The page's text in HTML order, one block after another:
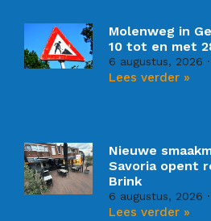
Molenweg in
10 tot en met
6 augustus, 2026
Lees verder »
Nieuwe
Savoria opent
Brink
6 augustus, 2026
Lees verder »